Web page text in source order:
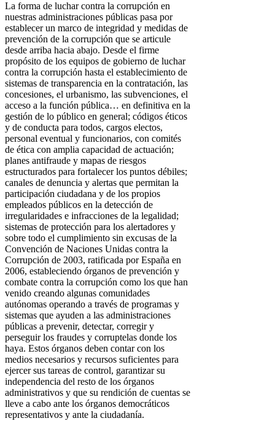
La forma de luchar contra la corrupción en
nuestras administraciones públicas pasa por
establecer un marco de integridad y medidas de
prevención de la corrupción que se articule
desde arriba hacia abajo. Desde el firme
propósito de los equipos de gobierno de luchar
contra la corrupción hasta el establecimiento de
sistemas de transparencia en la contratación, las
concesiones, el urbanismo, las subvenciones, el
acceso a la función pública… en definitiva en la
gestión de lo público en general; códigos éticos
y de conducta para todos, cargos electos,
personal eventual y funcionarios, con comités
de ética con amplia capacidad de actuación;
planes antifraude y mapas de riesgos
estructurados para fortalecer los puntos débiles;
canales de denuncia y alertas que permitan la
participación ciudadana y de los propios
empleados públicos en la detección de
irregularidades e infracciones de la legalidad;
sistemas de protección para los alertadores y
sobre todo el cumplimiento sin excusas de la
Convención de Naciones Unidas contra la
Corrupción de 2003, ratificada por España en
2006, estableciendo órganos de prevención y
combate contra la corrupción como los que han
venido creando algunas comunidades
autónomas operando a través de programas y
sistemas que ayuden a las administraciones
públicas a prevenir, detectar, corregir y
perseguir los fraudes y corruptelas donde los
haya. Estos órganos deben contar con los
medios necesarios y recursos suficientes para
ejercer sus tareas de control, garantizar su
independencia del resto de los órganos
administrativos y que su rendición de cuentas se
lleve a cabo ante los órganos democráticos
representativos y ante la ciudadanía.